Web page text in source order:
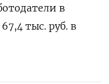
в
тыс. руб. в